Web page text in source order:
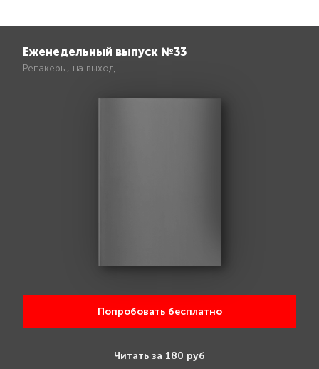
Еженедельный выпуск №33
Репакеры, на выход
Попробовать бесплатно
Читать за 180 руб